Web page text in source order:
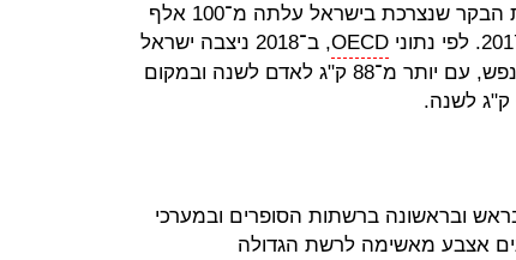
ל־17.17 אלף טונות. בסך הכל, כמות הבקר שנצרכת בישראל עלתה מ־100 אלף
OECD
, ב־2018 ניצבה ישראל
במקום הרביעי בצריכת מוצרי בשר לנפש, עם יותר מ־88 ק"ג לאדם לשנה ובמקום
ובראשונה ברשתות הסופרים ובמערכי
אצבע מאשימה לרשת הגדולה